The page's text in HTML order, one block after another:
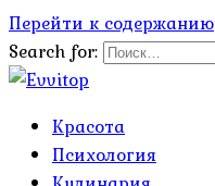
Перейти к содержанию
Search for:
Красота
Психология